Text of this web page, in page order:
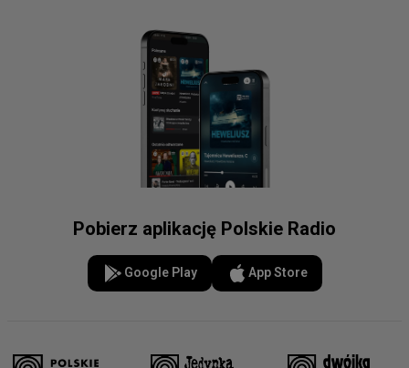
Pobierz aplikację Polskie Radio
Google Play App Store